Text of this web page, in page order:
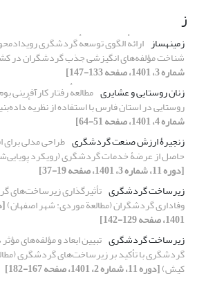
ز
زمینه‏ساز ارائهٔ الگوی توسعهٔ گردشگری
شناخت مؤلفه‌‏های انگیزشی جذب گردشگران در
شماره 3، 1401، صفحه 133-147]
زنان روستایی و عشایری مطالعهٔ رفتار کارآفرینی
روستایی در استان فارس با استفاده از نظریهٔ
شماره 4، 1401، صفحه 51-64]
زنجیرۀ ارزش صنعت گردشگری طراحی مدلی
حاصل از عرضۀ خدمات گردشگری (رویکرد
[دوره 11، شماره 3، 1401، صفحه 19-37]
زیرساخت گردشگری تأثیرگذاری زیرساخت‌های
وفاداری گردشگران (مطالعة موردی: شهر اصفهان)
1401، صفحه 129-142]
زیرساخت گردشگری تبیین ابعاد و مؤلفه‌‏های
گردشگری با تأکید بر زیرساخت‌‏های گردشگری
کیش)[دوره 11، شماره 2، 1401، صفحه 167-182]